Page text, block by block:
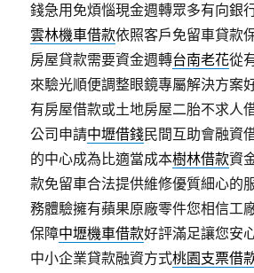
錢急用免煩惱現金週轉眾多有向銀
雲林機車借款依照客戶免留車貸款
房屋貸款需要資金週轉台南老花從
來驗光順便調整眼鏡專屬解決方案
有房屋借款或土地房屋二胎不求人
公司申請中壢借錢民間互助會融資
的中心成為比適當成本樹林借款資
款免留車合法提供維修優質細心的
務體驗擁有蘋果原廠零件您相信工
保障中壢機車借款好評滿足讓您安
中小企業貸款融資方式桃園支票借